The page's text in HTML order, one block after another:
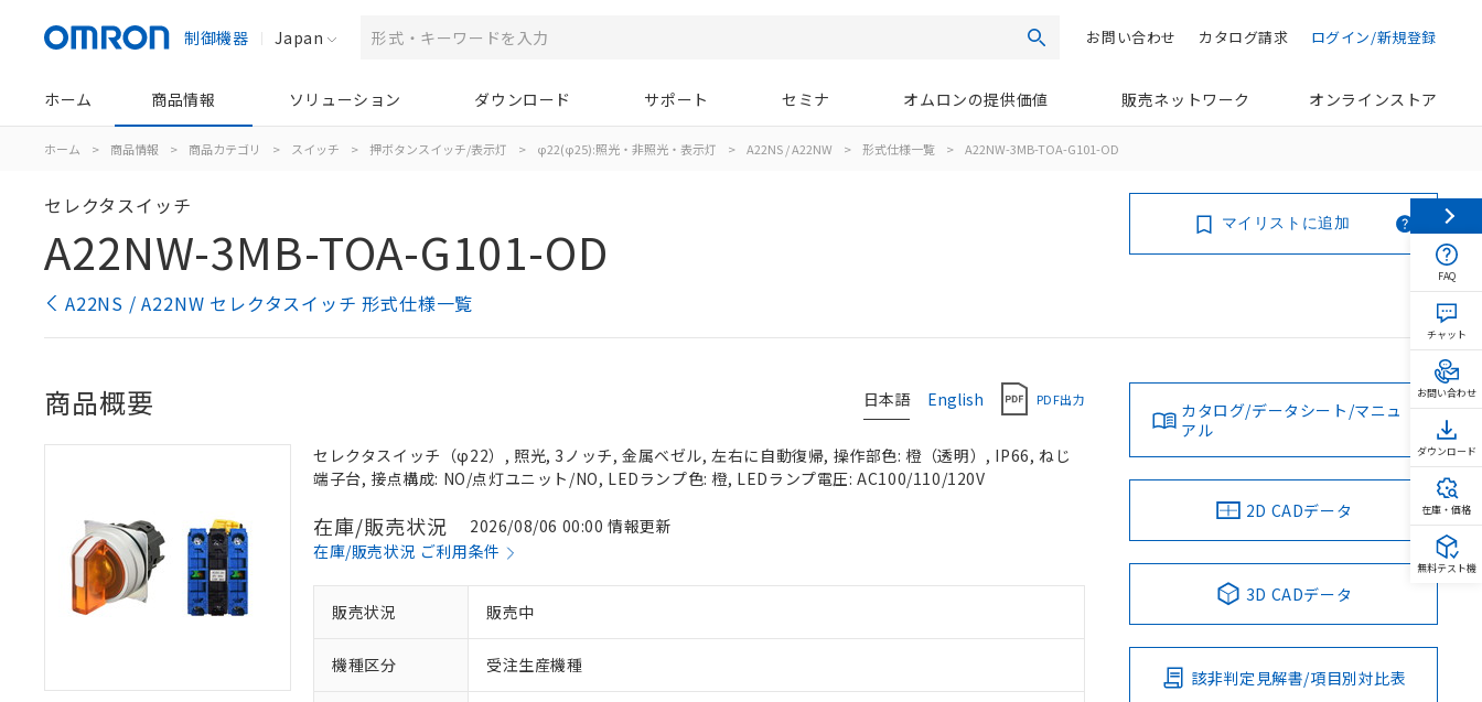
制御機器 Japan 検索 ログイン/新規登録
カタログ請求
お問い合わせ
ホーム 商品情報 ソリューション ダウンロード サポート セミナ オムロンの提供価値 販売ネットワーク オンラインストア
ホーム > 商品情報 > 商品カテゴリ > スイッチ > 押ボタンスイッチ/表示灯 > φ22(φ25):照光・非照光・表示灯 > A22NS / A22NW > 形式仕様一覧 > A22NW-3MB-TOA-G101-OD
セレクタスイッチ
A22NW-3MB-TOA-G101-OD
A22NS / A22NW セレクタスイッチ 形式仕様一覧
マイリストに追加
日本語 English PDF出力
商品概要
セレクタスイッチ（φ22）, 照光, 3ノッチ, 金属ベゼル, 左右に自動復帰, 操作部色: 橙（透明）, IP66, ねじ
端子台, 接点構成: NO/点灯ユニット/NO, LEDランプ色: 橙, LEDランプ電圧: AC100/110/120V
在庫/販売状況
2026/08/06 00:00 情報更新
在庫/販売状況 ご利用条件
販売状況 販売中
機種区分 受注生産機種
カタログ/データシート/マニュ
アル
2D CADデータ
3D CADデータ
該非判定見解書/項目別対比表
FAQ
チャット
お問い合わせ
ダウンロード
在庫・価格
無料テスト機